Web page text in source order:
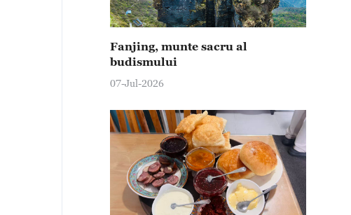
Fanjing, munte sacru al
budismului
07-Jul-2026